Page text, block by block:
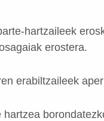
hartzaileek
erostera.
erabiltzaileek
hartzea